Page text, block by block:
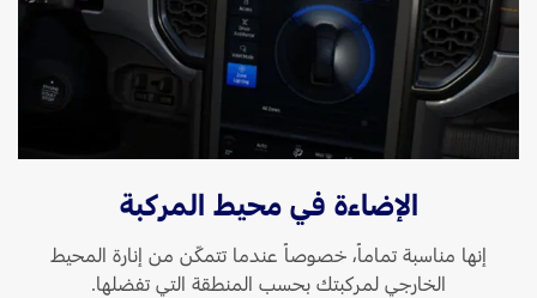
الإضاءة في محيط المركبة
إنها مناسبة تماماً، خصوصاً عندما تتمكّن من إنارة المحيط
الخارجي لمركبتك بحسب المنطقة التي تفضلها.